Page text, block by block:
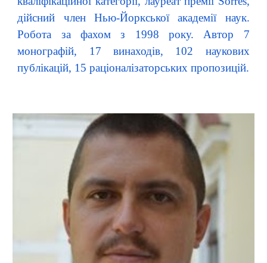
дійсний член Нью-Йоркської академії наук.
Робота за фахом з 1998 року. Автор 7
монографій, 17 винаходів, 102 наукових
публікацій, 15 раціоналізаторських пропозицій.